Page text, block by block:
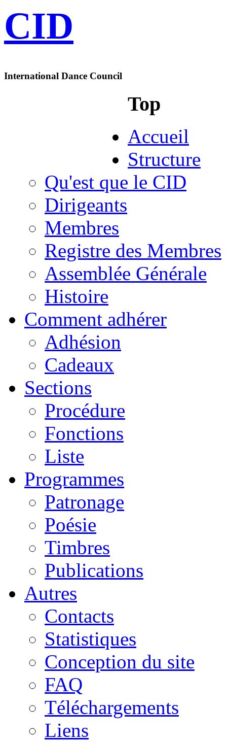
CID
International Dance Council
Top
Accueil
Structure
Qu'est que le CID
Dirigeants
Membres
Registre des Membres
Assemblée Générale
Histoire
Comment adhérer
Adhésion
Cadeaux
Sections
Procédure
Fonctions
Liste
Programmes
Patronage
Poésie
Timbres
Publications
Autres
Contacts
Statistiques
Conception du site
FAQ
Téléchargements
Liens